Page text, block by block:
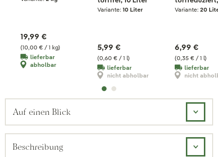
(10,00 € / 1 kg)
19,99 €
lieferbar
abholbar
Variante:10 Liter
(0,60 € / 1 l)
5,99 €
lieferbar
nicht abholbar
Liter
Variante: 20
(0,35 € / 1 l)
6,99 €
lieferbar
nicht
Auf einen Blick
Beschreibung